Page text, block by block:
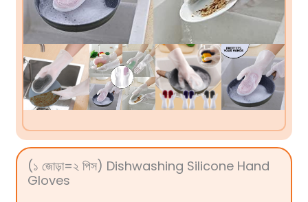
(১ জোড়া=২ পিস) Dishwashing Silicone Hand
Gloves